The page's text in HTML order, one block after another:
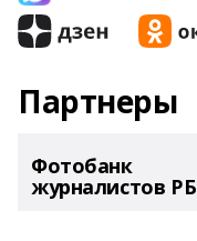
Партнеры
Фотобанк
журналистов РБ